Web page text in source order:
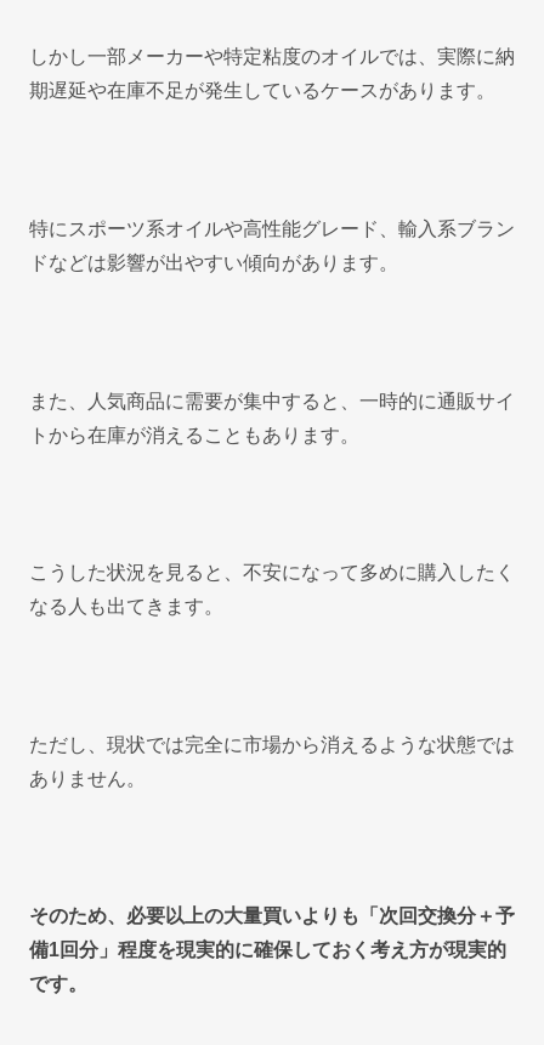
しかし一部メーカーや特定粘度のオイルでは、実際に納
期遅延や在庫不足が発生しているケースがあります。
特にスポーツ系オイルや高性能グレード、輸入系ブラン
ドなどは影響が出やすい傾向があります。
また、人気商品に需要が集中すると、一時的に通販サイ
トから在庫が消えることもあります。
こうした状況を見ると、不安になって多めに購入したく
なる人も出てきます。
ただし、現状では完全に市場から消えるような状態では
ありません。
そのため、必要以上の大量買いよりも「次回交換分＋予
備1回分」程度を現実的に確保しておく考え方が現実的
です。